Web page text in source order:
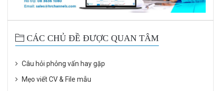
CÁC CHỦ ĐỀ ĐƯỢC QUAN TÂM
Câu hỏi phỏng vấn hay gặp
Mẹo viết CV & File mẫu